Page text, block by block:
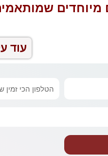
מיוחדים
עוד
טלפון